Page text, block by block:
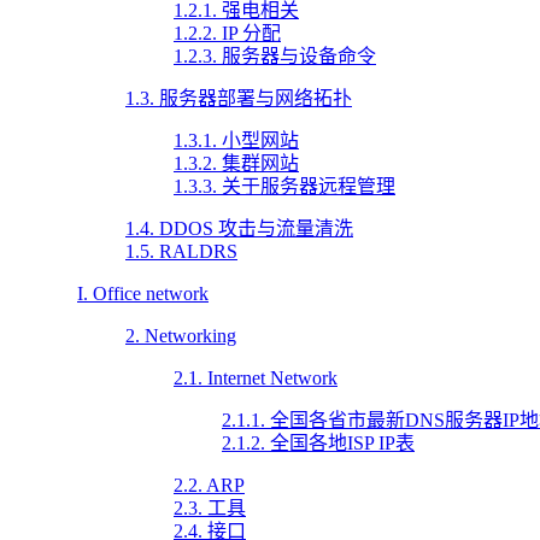
1.2.1. 强电相关
1.2.2. IP 分配
1.2.3. 服务器与设备命令
1.3. 服务器部署与网络拓扑
1.3.1. 小型网站
1.3.2. 集群网站
1.3.3. 关于服务器远程管理
1.4. DDOS 攻击与流量清洗
1.5. RALDRS
I. Office network
2. Networking
2.1. Internet Network
2.1.1. 全国各省市最新DNS服务器IP
2.1.2. 全国各地ISP IP表
2.2. ARP
2.3. 工具
2.4. 接口